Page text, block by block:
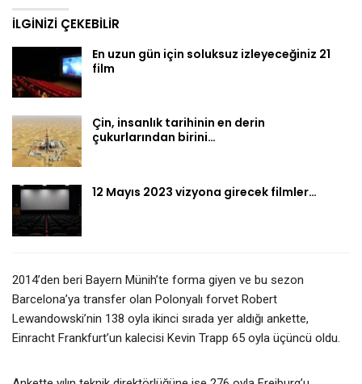
İLGINIZI ÇEKEBILIR
En uzun gün için soluksuz izleyeceğiniz 21
film
Çin, insanlık tarihinin en derin
çukurlarından birini…
12 Mayıs 2023 vizyona girecek filmler…
2014’den beri Bayern Münih’te forma giyen ve bu sezon
Barcelona’ya transfer olan Polonyalı forvet Robert
Lewandowski’nin 138 oyla ikinci sırada yer aldığı ankette,
Einracht Frankfurt’un kalecisi Kevin Trapp 65 oyla üçüncü oldu.